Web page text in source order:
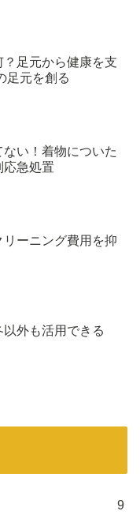
？足元から健康を支
足元を創る
ない！着物についた
応急処置
ーニング費用を抑
外も活用できる
9